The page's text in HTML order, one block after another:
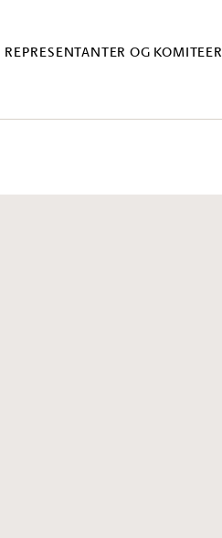
REPRESENTANTER OG KOMITEER